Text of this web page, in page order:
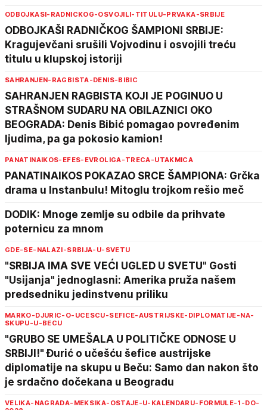
ODBOJKASI-RADNICKOG-OSVOJILI-TITULU-PRVAKA-SRBIJE
ODBOJKAŠI RADNIČKOG ŠAMPIONI SRBIJE:
Kragujevčani srušili Vojvodinu i osvojili treću
titulu u klupskoj istoriji
SAHRANJEN-RAGBISTA-DENIS-BIBIC
SAHRANJEN RAGBISTA KOJI JE POGINUO U
STRAŠNOM SUDARU NA OBILAZNICI OKO
BEOGRADA: Denis Bibić pomagao povređenim
ljudima, pa ga pokosio kamion!
PANATINAIKOS-EFES-EVROLIGA-TRECA-UTAKMICA
PANATINAIKOS POKAZAO SRCE ŠAMPIONA: Grčka
drama u Instanbulu! Mitoglu trojkom rešio meč
DODIK: Mnoge zemlje su odbile da prihvate
poternicu za mnom
GDE-SE-NALAZI-SRBIJA-U-SVETU
"SRBIJA IMA SVE VEĆI UGLED U SVETU" Gosti
"Usijanja" jednoglasni: Amerika pruža našem
predsedniku jedinstvenu priliku
MARKO-DJURIC-O-UCESCU-SEFICE-AUSTRIJSKE-DIPLOMATIJE-NA-
SKUPU-U-BECU
"GRUBO SE UMEŠALA U POLITIČKE ODNOSE U
SRBIJI!" Đurić o učešću šefice austrijske
diplomatije na skupu u Beču: Samo dan nakon što
je srdačno dočekana u Beogradu
VELIKA-NAGRADA-MEKSIKA-OSTAJE-U-KALENDARU-FORMULE-1-DO-